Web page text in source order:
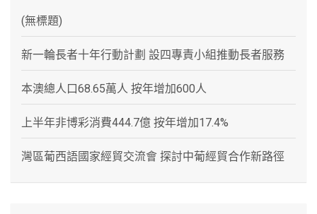
(無標題)
新一輪長者十年行動計劃 設四專責小組推動長者服務
本澳總人口68.65萬人 按年增加600人
上半年非博彩消費444.7億 按年增加17.4%
灣區葡西語國家經貿交流會 探討中葡經貿合作新路徑